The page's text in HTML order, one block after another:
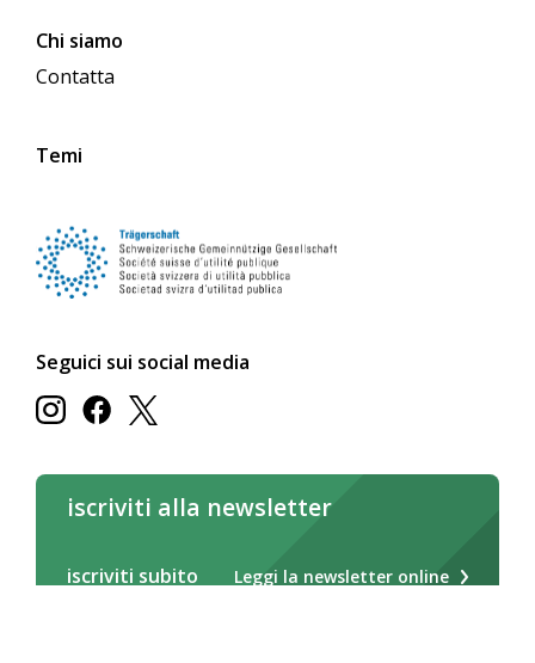
Chi siamo
Contatta
Temi
Seguici sui social media
iscriviti alla newsletter
iscriviti subito Leggi la newsletter online